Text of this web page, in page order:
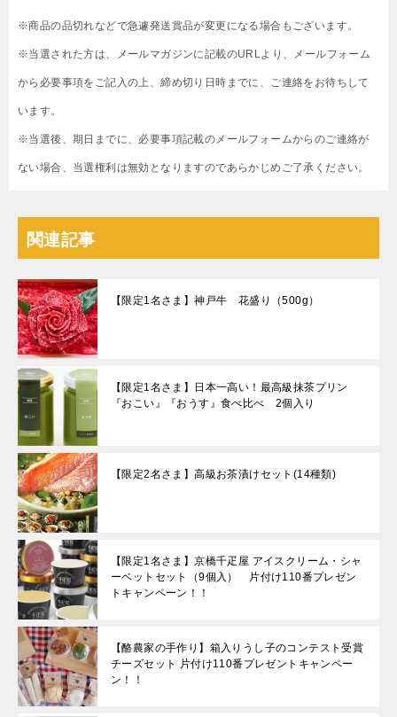
※商品の品切れなどで急遽発送賞品が変更になる場合もございます。
※当選された方は、メールマガジンに記載のURLより、メールフォーム
から必要事項をご記入の上、締め切り日時までに、ご連絡をお待ちして
います。
※当選後、期日までに、必要事項記載のメールフォームからのご連絡が
ない場合、当選権利は無効となりますのであらかじめご了承ください。
関連記事
【限定1名さま】神戸牛 花盛り（500g）
【限定1名さま】日本一高い！最高級抹茶プリン
『おこい』『おうす』食べ比べ 2個入り
【限定2名さま】高級お茶漬けセット(14種類)
【限定1名さま】京橋千疋屋 アイスクリーム・シャ
ーベットセット（9個入） 片付け110番プレゼン
トキャンペーン！！
【酪農家の手作り】箱入りうし子のコンテスト受賞
チーズセット 片付け110番プレゼントキャンペー
ン！！